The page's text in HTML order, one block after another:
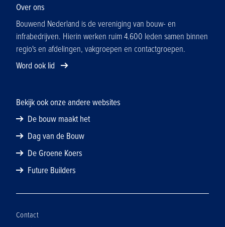
de aantrekkelijkheid van de sector.
Over ons
Bouwend Nederland is de vereniging van bouw- en
infrabedrijven. Hierin werken ruim 4.600 leden samen binnen
regio's en afdelingen, vakgroepen en contactgroepen.
Word ook lid
Bekijk ook onze andere websites
De bouw maakt het
Dag van de Bouw
De Groene Koers
Future Builders
Contact